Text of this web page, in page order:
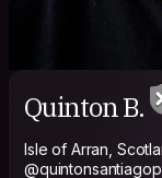
Quinton B.
Isle of Arran,